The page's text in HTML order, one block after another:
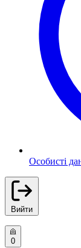
Особисті
Вийти
0